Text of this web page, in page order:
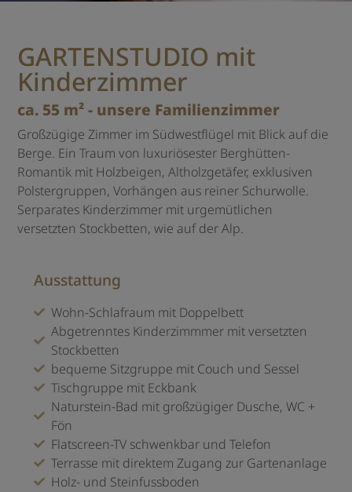
GARTENSTUDIO mit
Kinderzimmer
ca. 55 m² - unsere Familienzimmer
Großzügige Zimmer im Südwestflügel mit Blick auf die
Berge. Ein Traum von luxuriösester Berghütten-
Romantik mit Holzbeigen, Altholzgetäfer, exklusiven
Polstergruppen, Vorhängen aus reiner Schurwolle.
Serparates Kinderzimmer mit urgemütlichen
versetzten Stockbetten, wie auf der Alp.
Ausstattung
Wohn-Schlafraum mit Doppelbett
Abgetrenntes Kinderzimmmer mit versetzten
Stockbetten
bequeme Sitzgruppe mit Couch und Sessel
Tischgruppe mit Eckbank
Naturstein-Bad mit großzügiger Dusche, WC +
Fön
Flatscreen-TV schwenkbar und Telefon
Terrasse mit direktem Zugang zur Gartenanlage
Holz- und Steinfussboden